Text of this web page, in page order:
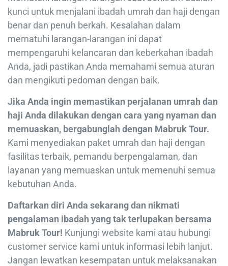
kunci untuk menjalani ibadah umrah dan haji dengan
benar dan penuh berkah. Kesalahan dalam
mematuhi larangan-larangan ini dapat
mempengaruhi kelancaran dan keberkahan ibadah
Anda, jadi pastikan Anda memahami semua aturan
dan mengikuti pedoman dengan baik.
Jika Anda ingin memastikan perjalanan umrah dan
haji Anda dilakukan dengan cara yang nyaman dan
memuaskan, bergabunglah dengan Mabruk Tour.
Kami menyediakan paket umrah dan haji dengan
fasilitas terbaik, pemandu berpengalaman, dan
layanan yang memuaskan untuk memenuhi semua
kebutuhan Anda.
Daftarkan diri Anda sekarang dan nikmati
pengalaman ibadah yang tak terlupakan bersama
Mabruk Tour! Kunjungi website kami atau hubungi
customer service kami untuk informasi lebih lanjut.
Jangan lewatkan kesempatan untuk melaksanakan